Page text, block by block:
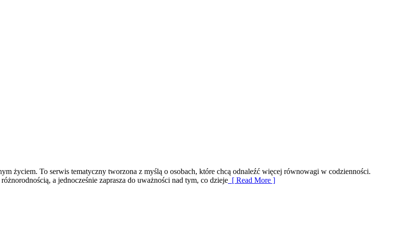
życiem. To serwis tematyczny tworzona z myślą o osobach, które chcą odnaleźć więcej równowagi w codzienności.
a jednocześnie zaprasza do uważności nad tym, co dzieje [ Read More ]